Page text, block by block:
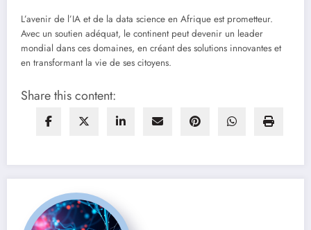
L’avenir de l’IA et de la data science en Afrique est prometteur.
Avec un soutien adéquat, le continent peut devenir un leader
mondial dans ces domaines, en créant des solutions innovantes et
en transformant la vie de ses citoyens.
Share this content: